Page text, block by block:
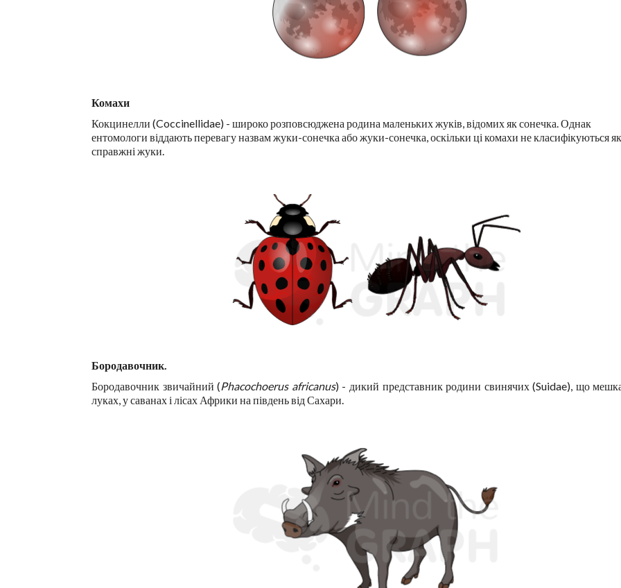
Комахи
Кокцинелли (Coccinellidae) - широко розповсюджена родина маленьких жуків, відомих як сонечка. Однак
ентомологи віддають перевагу назвам жуки-сонечка або жуки-сонечка, оскільки ці комахи не класифікуються як
справжні жуки.
Бородавочник.
Бородавочник звичайний (Phacochoerus africanus) - дикий представник родини свинячих (Suidae), що
луках, у саванах і лісах Африки на південь від Сахари.